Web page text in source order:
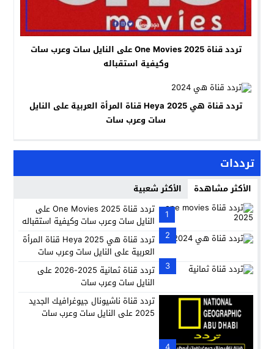
تردد قناة One Movies 2025 على النايل سات وعرب سات
وكيفية استقباله
تردد قناة هي 2025 Heya قناة المرأة العربية على النايل
سات وعرب سات
ترددات
الأكثر مشاهدة
الأكثر شعبية
1
تردد قناة One Movies 2025 على
النايل سات وعرب سات وكيفية استقباله
2
تردد قناة هي 2025 Heya قناة المرأة
العربية على النايل سات وعرب سات
3
تردد قناة ثمانية 2025-2026 على
النايل سات وعرب سات
تردد قناة ناشيونال جيوغرافيك الجديد
2025 على النايل سات وعرب سات